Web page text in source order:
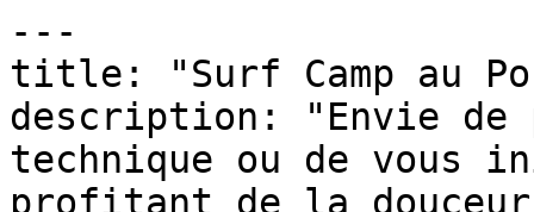
---
title: "Surf Camp au
description: "Envie de
technique ou de vous
profitant de la